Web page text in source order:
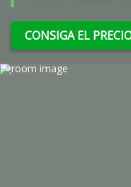
CONSIGA EL